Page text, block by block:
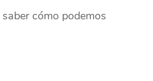
cómo podemos